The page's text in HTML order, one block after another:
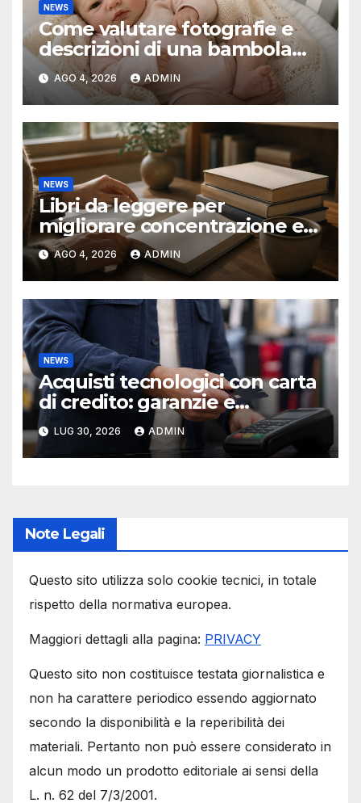
NEWS
Come valutare fotografie e
descrizioni di una bambola
reborn
AGO 4, 2026 ADMIN
NEWS
Libri da leggere per
migliorare concentrazione e
produttività
AGO 4, 2026 ADMIN
NEWS
Acquisti tecnologici con carta
di credito: garanzie e
protezioni
LUG 30, 2026 ADMIN
Note Legali
Questo sito utilizza solo cookie tecnici, in totale
rispetto della normativa europea.
Maggiori dettagli alla pagina: PRIVACY
Questo sito non costituisce testata giornalistica e
non ha carattere periodico essendo aggiornato
secondo la disponibilità e la reperibilità dei
materiali. Pertanto non può essere considerato in
alcun modo un prodotto editoriale ai sensi della
L. n. 62 del 7/3/2001.